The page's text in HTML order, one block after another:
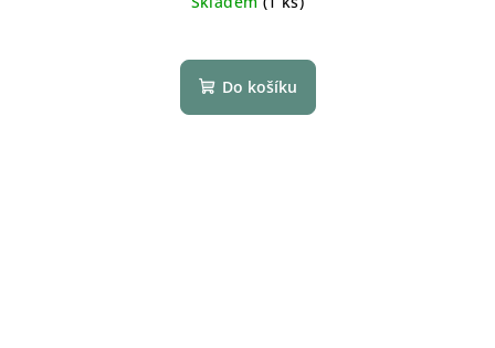
Do košíku